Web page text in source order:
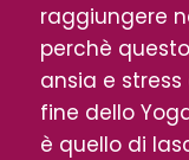
raggiungere
perchè
ansia e
fine dello
è quello di